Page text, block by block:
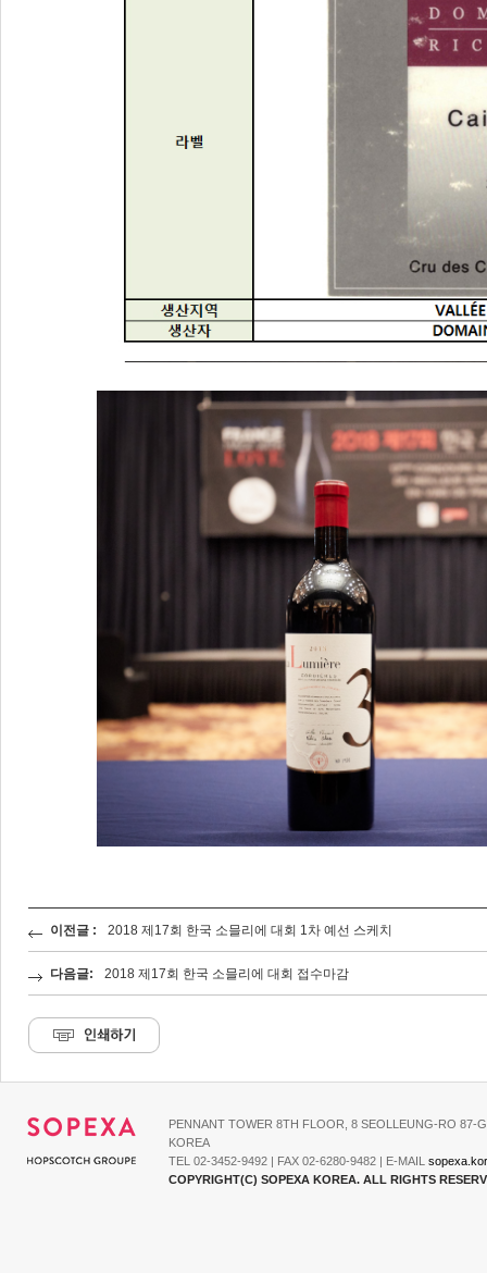
이전글 : 2018 제17회 한국 소믈리에 대회 1차 예선 스케치
다음글: 2018 제17회 한국 소믈리에 대회 접수마감
PENNANT TOWER 8TH FLOOR, 8 SEOLLEUNG-RO 87-
KOREA
TEL 02-3452-9492 | FAX 02-6280-9482 | E-MAIL
COPYRIGHT(C) SOPEXA KOREA. ALL RIGHTS